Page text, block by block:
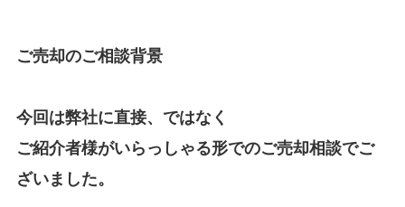
ご売却のご相談背景
今回は弊社に直接、ではなく
ご紹介者様がいらっしゃる形でのご売却相談でご
ざいました。